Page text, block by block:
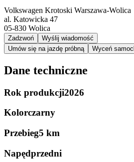
Volkswagen Krotoski Warszawa-Wolica
al. Katowicka 47
05-830 Wolica
Zadzwoń
Wyślij wiadomość
Umów się na jazdę próbną
Wyceń
Dane techniczne
Rok produkcji2026
Kolorczarny
Przebieg5 km
Napędprzedni